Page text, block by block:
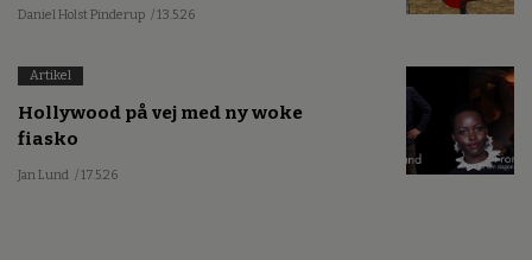
Daniel Holst Pinderup / 13.5.26
Artikel
Hollywood på vej med ny woke
fiasko
Jan Lund / 17.5.26